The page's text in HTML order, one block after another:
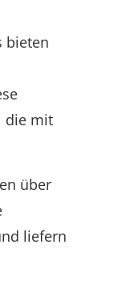
bieten
die mit
über
liefern